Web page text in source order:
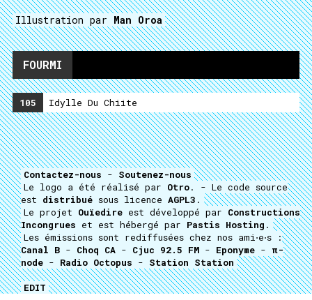
Illustration par Man Oroa
FOURMI
105 Idylle Du Chiite
Contactez-nous - Soutenez-nous
Le logo a été réalisé par Otro. - Le code source
est distribué sous licence AGPL3 .
Le projet Ouïedire est développé par Constructions
Incongrues et est hébergé par Pastis Hosting .
Les émissions sont rediffusées chez nos ami⋅e⋅s :
Canal B - Choq CA - Cjuc 92.5 FM - Eponyme - π-
node - Radio Octopus - Station Station
EDIT